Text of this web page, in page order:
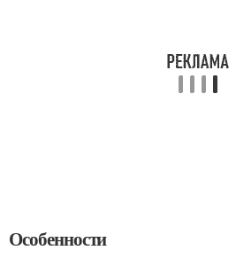
Особенности